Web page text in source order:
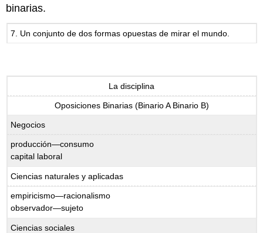
binarias.
7. Un conjunto de dos formas opuestas de mirar el mundo.
La disciplina
Oposiciones Binarias (Binario A Binario B)
Negocios
producción—consumo
capital laboral
Ciencias naturales y aplicadas
empiricismo—racionalismo
observador—sujeto
Ciencias sociales